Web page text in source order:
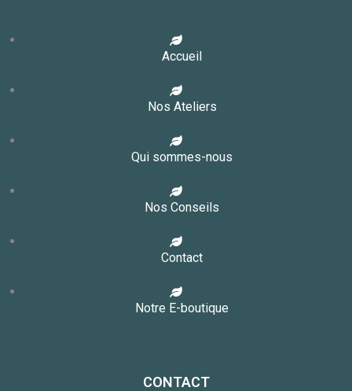
Accueil
Nos Ateliers
Qui sommes-nous
Nos Conseils
Contact
Notre E-boutique
CONTACT